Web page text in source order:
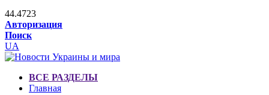
44.4723
Авторизация
Поиск
UA
ВСЕ РАЗДЕЛЫ
Главная